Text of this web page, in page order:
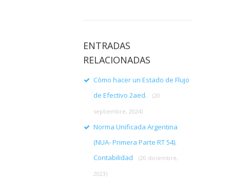
ENTRADAS
RELACIONADAS
Cómo hacer un Estado de Flujo
de Efectivo 2aed.
(20
septiembre, 2024)
Norma Unificada Argentina
(NUA- Primera Parte RT 54).
Contabilidad
(20 diciembre,
2023)